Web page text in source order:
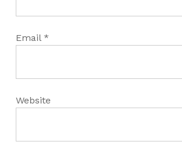
Email *
Website